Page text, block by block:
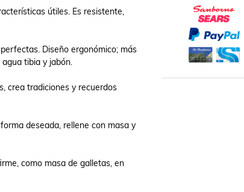
útiles. Es resistente,
Diseño ergonómico; más
tibia y jabón.
crea tradiciones y recuerdos
deseada, rellene con masa y
como masa de galletas, en